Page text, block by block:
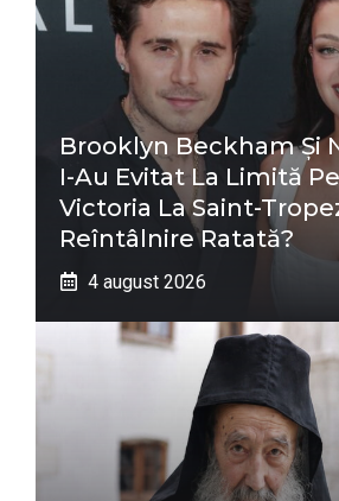
Brooklyn Beckham Și
I-Au Evitat La Limită
Victoria La Saint-
Reîntâlnire Ratată?
4 august 2026